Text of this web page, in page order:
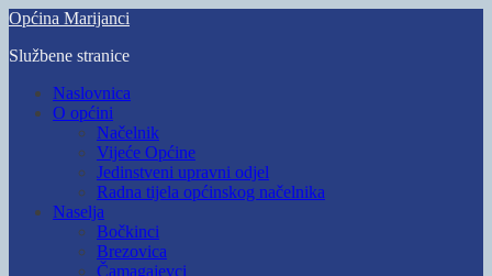
Skip
main
Općina Marijanci
Službene stranice
Toggle
mobile
Naslovnica
O općini
Načelnik
Vijeće Općine
Jedinstveni upravni odjel
Radna tijela općinskog načelnika
Naselja
Bočkinci
Brezovica
Čamagajevci